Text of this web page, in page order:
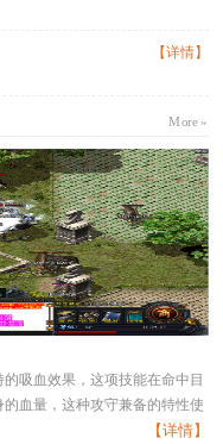
【详情】
More »
吸血效果，这项技能在命中目
血量，这种攻守兼备的特性使
【详情】